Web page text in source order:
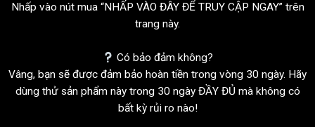
Nhấp vào nút mua “NHẤP VÀO ĐÂY ĐỂ TRUY CẬP NGAY” trên
trang này.
Có bảo đảm không?
Vâng, bạn sẽ được đảm bảo hoàn tiền trong vòng 30 ngày. Hãy
dùng thử sản phẩm này trong 30 ngày ĐẦY ĐỦ mà không có
bất kỳ rủi ro nào!